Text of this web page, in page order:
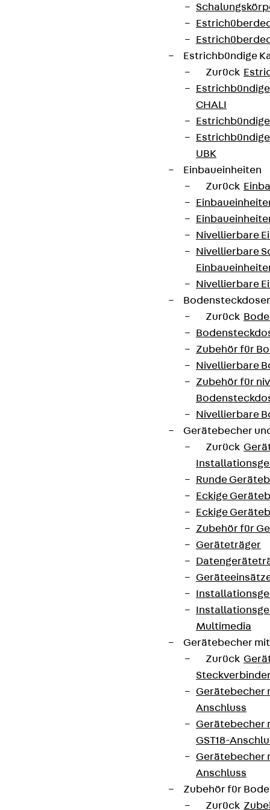
Estrichbündige
Zurück
CHALI
UBK
Einbaueinheiten
Zurück
Nivellierbare
Nivellierbare
Nivellierbare
Zurück
Zubehör für
Nivellierbare
Zubehör für
Nivellierbare
Gerätebecher
Zurück
Runde
Eckige
Eckige
Zubehör für
Geräteträger
Multimedia
Gerätebecher
Zurück
Gerätebecher
Anschluss
Gerätebecher
GST18-
Gerätebecher
Anschluss
Zubehör für
Zurück